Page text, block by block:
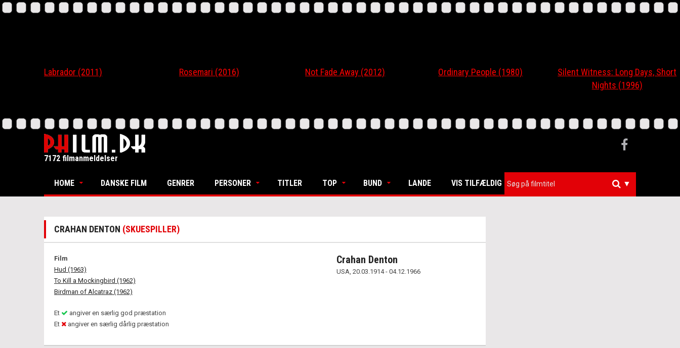
Labrador (2011) Rosemari (2016) Not Fade Away (2012) Ordinary People (1980)
Silent Witness: Long Days, Short
Nights (1996)
7172 filmanmeldelser
HOME DANSKE FILM GENRER PERSONER TITLER TOP BUND LANDE VIS TILFÆLDIG ▼
CRAHAN DENTON (SKUESPILLER)
Crahan Denton
USA, 20.03.1914 - 04.12.1966
Film
Hud (1963)
To Kill a Mockingbird (1962)
Birdman of Alcatraz (1962)
Et
angiver en særlig god præstation
Et
angiver en særlig dårlig præstation